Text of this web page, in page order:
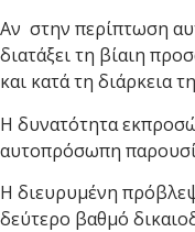
Αν στην περίπτωση
διατάξει τη βίαιη
και κατά τη διάρκεια
Η δυνατότητα
αυτοπρόσωπη
Η διευρυμένη
δεύτερο βαθμό